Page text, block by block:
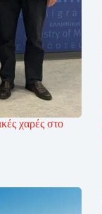
χαρές στο